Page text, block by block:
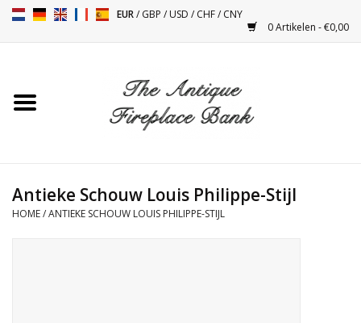
EUR/GBP /USD /CHF/CNY
0 Artikelen - €0,00
Toebehoren
Antieke Schouw Louis Philippe-Stijl
HOME/ANTIEKE SCHOUW LOUIS PHILIPPE-STIJL